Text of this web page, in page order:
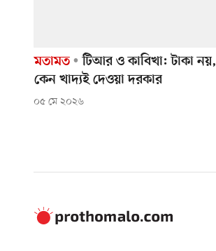
মতামত
টিআর ও কাবিখা: টাকা নয়,
কেন খাদ্যই দেওয়া দরকার
০৫ মে ২০২৬